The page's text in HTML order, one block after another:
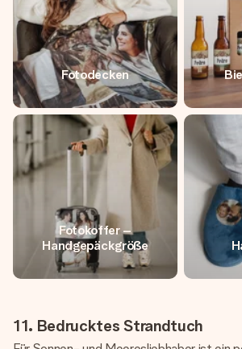
Fotodecken
Fotokoffer –
Handgepäckgröße
11. Bedrucktes Strandtuch